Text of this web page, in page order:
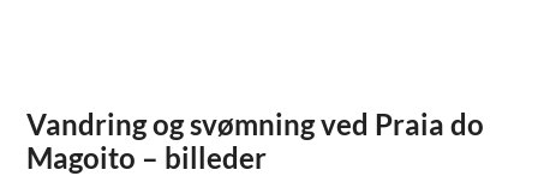
Vandring og svømning ved Praia do
Magoito – billeder